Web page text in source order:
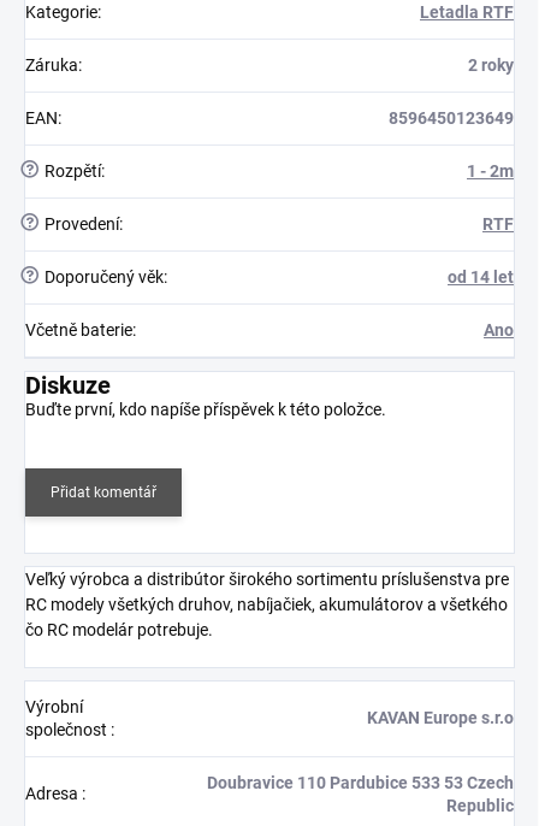
Kategorie: Letadla RTF
Záruka: 2 roky
EAN: 8596450123649
? Rozpětí: 1 - 2m
? Provedení: RTF
? Doporučený věk: od 14 let
Včetně baterie: Ano
Diskuze
Buďte první, kdo napíše příspěvek k této položce.
Přidat komentář
Veľký výrobca a distribútor širokého sortimentu príslušenstva pre
RC modely všetkých druhov, nabíjačiek, akumulátorov a všetkého
čo RC modelár potrebuje.
Výrobní
společnost :
KAVAN Europe s.r.o
Adresa :
Doubravice 110 Pardubice 533 53 Czech
Republic